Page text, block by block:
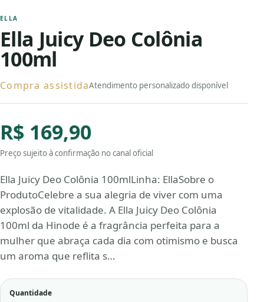
ELLA
Ella Juicy Deo Colônia
100ml
Compra assistidaAtendimento personalizado disponível
R$ 169,90
Preço sujeito à confirmação no canal oficial
Ella Juicy Deo Colônia 100mlLinha: EllaSobre o
ProdutoCelebre a sua alegria de viver com uma
explosão de vitalidade. A Ella Juicy Deo Colônia
100ml da Hinode é a fragrância perfeita para a
mulher que abraça cada dia com otimismo e busca
um aroma que reflita s…
Quantidade